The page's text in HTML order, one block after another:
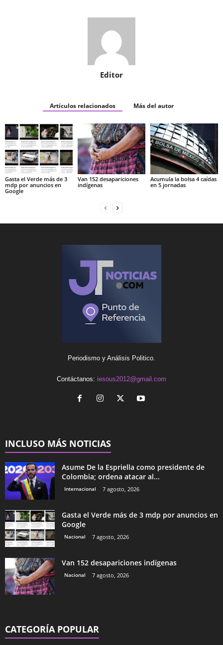
Editor
Artículos relacionados Más del autor
Gasta el Verde más de 3
mdp por anuncios en
Google
Van 152 desapariciones
indígenas
Acumula la bolsa 4 caídas
en 5 jornadas
Periodismo y Análisis Politico.
Contáctanos: iesous2012@gmail.com
INCLUSO MÁS NOTICIAS
Asume De la Espriella como presidente de
Colombia; ordena atacar al...
Internacional 7 agosto, 2026
Gasta el Verde más de 3 mdp por anuncios en
Google
Nacional 7 agosto, 2026
Van 152 desapariciones indígenas
Nacional 7 agosto, 2026
CATEGORÍA POPULAR